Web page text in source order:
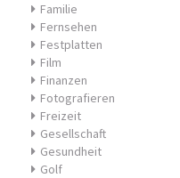
Familie
Fernsehen
Festplatten
Film
Finanzen
Fotografieren
Freizeit
Gesellschaft
Gesundheit
Golf